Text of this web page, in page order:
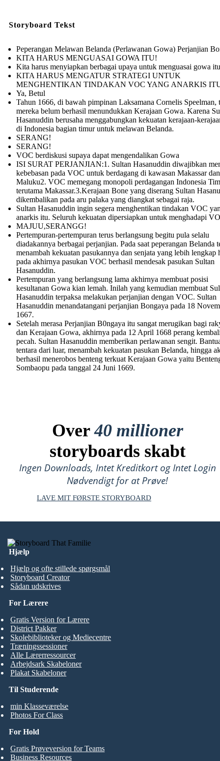
Storyboard Tekst
Peperangan Melawan Belanda (Perlawanan Gowa) Perjanjian
KITA HARUS MENGUASAI GOWA ITU!
Kita harus menyiapkan berbagai upaya untuk menguasai gowa itu
KITA HARUS MENGATUR STRATEGI UNTUK
MENGHENTIKAN TINDAKAN VOC YANG ANARKIS
Ya, Betul
Tahun 1666, di bawah pimpinan Laksamana Cornelis Speelman,
mereka belum berhasil menundukkan Kerajaan Gowa. Karena
Hasanuddin berusaha menggabungkan kekuatan kerajaan-
di Indonesia bagian timur untuk melawan Belanda.
SERANG!
SERANG!
VOC berdiskusi supaya dapat mengendalikan Gowa
ISI SURAT PERJANJIAN:1. Sultan Hasanuddin diwajibkan
kebebasan pada VOC untuk berdagang di kawasan Makassar dan
Maluku2. VOC memegang monopoli perdagangan Indonesia
terutama Makassar.3.Kerajaan Bone yang diserang Sultan
dikembalikan pada aru palaka yang diangkat sebagai raja.
Sultan Hasanuddin ingin segera menghentikan tindakan VOC
anarkis itu. Seluruh kekuatan dipersiapkan untuk menghadapi
MAJUU,SERANGG!
Pertempuran-pertempuran terus berlangsung begitu pula selalu
diadakannya berbagai perjanjian. Pada saat peperangan Belanda
menambah kekuatan pasukannya dan senjata yang lebih lengkap
pada akhirnya pasukan VOC berhasil mendesak pasukan Sultan
Hasanuddin.
Pertempuran yang berlangsung lama akhirnya membuat posisi
kesultanan Gowa kian lemah. Inilah yang kemudian membuat
Hasanuddin terpaksa melakukan perjanjian dengan VOC. Sultan
Hasanuddin menandatangani perjanjian Bongaya pada 18
1667.
Setelah merasa Perjanjian B0ngaya itu sangat merugikan bagi
dan Kerajaan Gowa, akhirnya pada 12 April 1668 perang
pecah. Sultan Hasanuddin memberikan perlawanan sengit.
tentara dari luar, menambah kekuatan pasukan Belanda, hingga
berhasil menerobos benteng terkuat Kerajaan Gowa yaitu
Sombaopu pada tanggal 24 Juni 1669.
Over40 millioner
storyboards skabt
Ingen Downloads, Intet Kreditkort og Intet Login
Nødvendigt for at Prøve!
LAVE MIT FØRSTE STORYBOARD
Hjælp
Hjælp og ofte stillede spørgsmål
Storyboard Creator
Sådan udskrives
Til Studerende
min Klasseværelse
Photos For Class
For Lærere
Gratis Version for Lærere
District Pakker
Skolebiblioteker og Mediecentre
Træningssessioner
Alle Lærerressourcer
Arbejdsark Skabeloner
Plakat Skabeloner
For Hold
Gratis Prøveversion for Teams
Business Resources